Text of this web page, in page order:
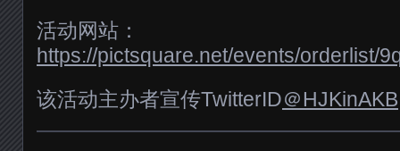
活动网站：
https://pictsquare.net/events/orderlist/
该活动主办者宣传TwitterID＠HJKinAKB